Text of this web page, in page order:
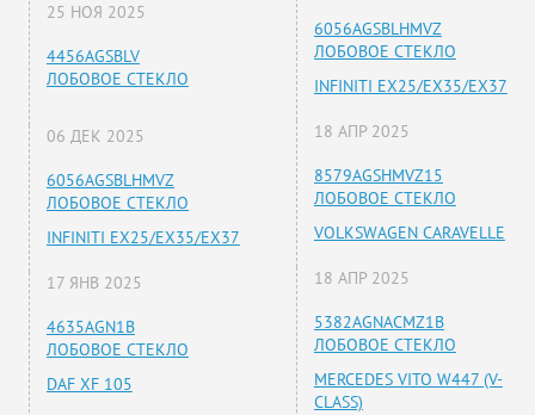
25 НОЯ 2025
4456AGSBLV
ЛОБОВОЕ СТЕКЛО
06 ДЕК 2025
6056AGSBLHMVZ
ЛОБОВОЕ СТЕКЛО
INFINITI EX25/EX35/EX37
17 ЯНВ 2025
4635AGN1B
ЛОБОВОЕ СТЕКЛО
DAF XF 105
6056AGSBLHMVZ
ЛОБОВОЕ СТЕКЛО
INFINITI EX25/EX35/EX37
18 АПР 2025
8579AGSHMVZ15
ЛОБОВОЕ СТЕКЛО
VOLKSWAGEN CARAVELLE
18 АПР 2025
5382AGNACMZ1B
ЛОБОВОЕ СТЕКЛО
MERCEDES VITO W447 (V-
CLASS)